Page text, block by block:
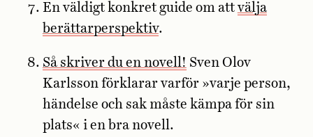
En väldigt konkret guide om attvälja
berättarperspektiv.
Så skriver du en novell! Sven Olov
Karlsson förklarar varför »varje person,
händelse och sak måste ­kämpa för sin
plats« i en bra novell.